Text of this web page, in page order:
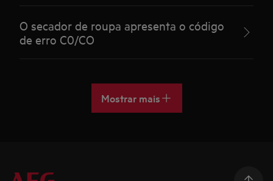
O secador de roupa apresenta o código
de erro C0/CO
Mostrar mais